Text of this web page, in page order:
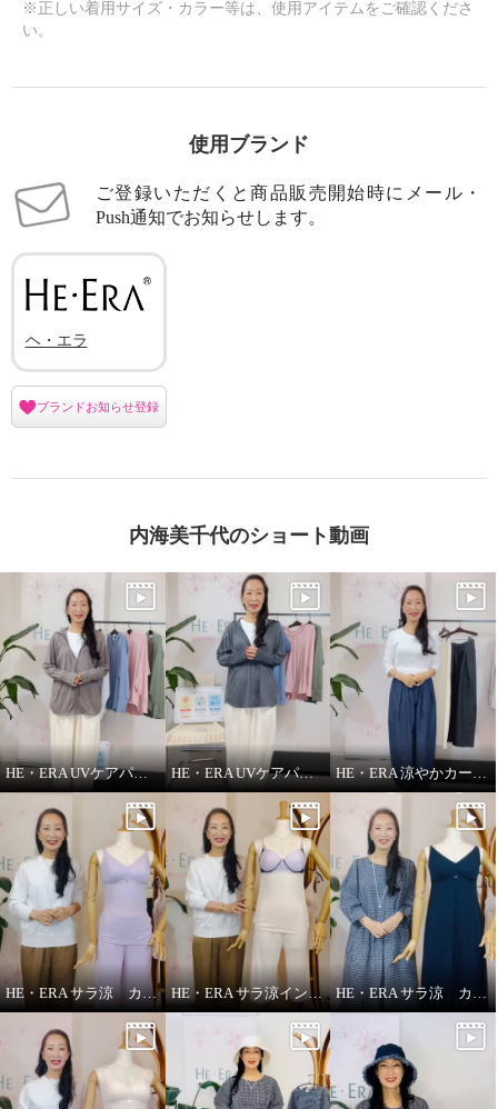
※正しい着用サイズ・カラー等は、使用アイテムをご確認くださ
い。
使用ブランド
ご登録いただくと商品販売開始時にメール・
Push通知でお知らせします。
ヘ・エラ
ブランドお知らせ登録
内海美千代のショート動画
HE・ERA UVケアパーカー HE・ERA UVケアパーカー 機能性について HE・ERA 涼やかカーヴィーパンツ
HE・ERA サラ涼 カップ付きインナー HE・ERA サラ涼インナー HE・ERA サラ涼 カップ付きスリップ